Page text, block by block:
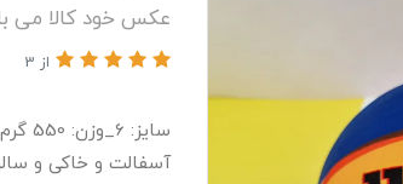
عکس خود کالا می
از 3
آسفالت و خاکی و